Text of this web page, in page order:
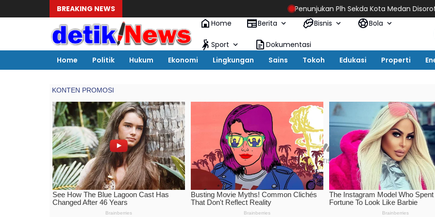
BREAKING NEWS Penunjukan Plh Sekda Kota Medan Disorot, Adi Warman
Home
Berita Bisnis Bola
Sport
Dokumentasi
Home
Politik Hukum Ekonomi Lingkungan Sains Tokoh Edukasi Properti